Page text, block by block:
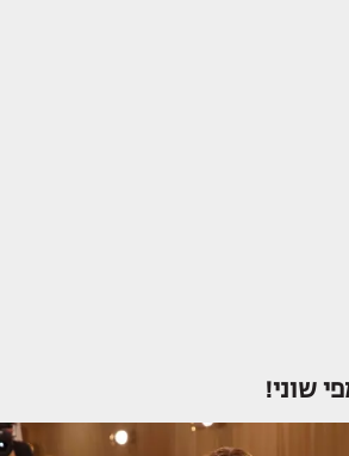
שוני!